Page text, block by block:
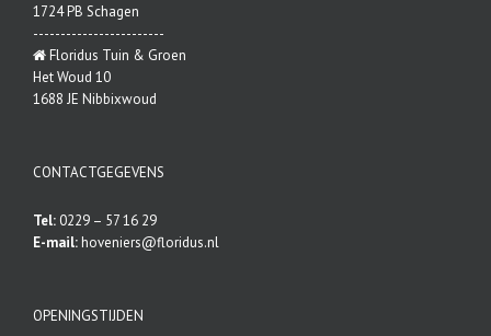
1724 PB Schagen
------------------------
Floridus Tuin & Groen
Het Woud 10
1688 JE Nibbixwoud
CONTACTGEGEVENS
Tel: 0229 – 57 16 29
E-mail:hoveniers@floridus.nl
OPENINGSTIJDEN